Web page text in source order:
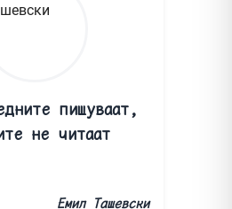
пишуваат,
не читаат
Емил Ташевски